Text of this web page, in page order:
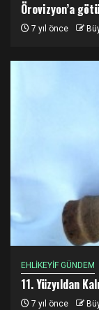
Örovizyon’a
7 yıl önce
EHLİKEYİF GÜNDEM
11. Yüzyıldan
7 yıl önce